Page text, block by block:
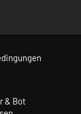
& Bot